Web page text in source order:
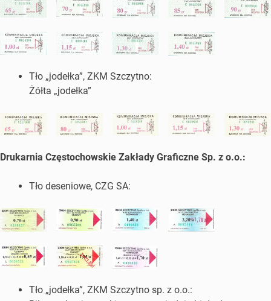
Tło „jodełka”, ZKM Szczytno:
Żółta „jodełka”
Drukarnia Częstochowskie Zakłady Graficzne Sp. z o.o.:
Tło deseniowe, CZG SA:
Tło „jodełka”, ZKM Szczytno sp. z o.o.: